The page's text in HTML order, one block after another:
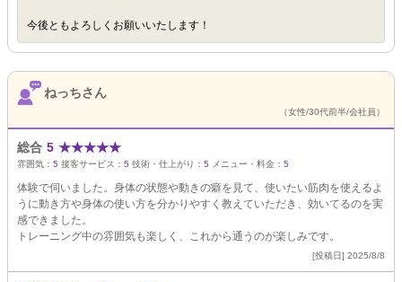
今後ともよろしくお願いいたします！
ねっちさん
（女性/30代前半/会社員）
総合 5 ★★★★★
雰囲気： 5 接客サービス： 5 技術・仕上がり： 5 メニュー・料金： 5
体験で伺いました。身体の状態や動きの癖を見て、使いたい筋肉を使えるよ
うに動き方や身体の使い方を分かりやすく教えていただき、効いてるのを実
感できました。
トレーニング中の雰囲気も楽しく、これから通うのが楽しみです。
[投稿日] 2025/8/8